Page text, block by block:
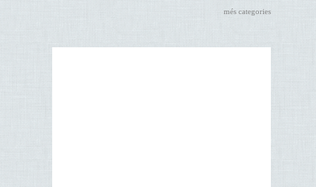
més categories